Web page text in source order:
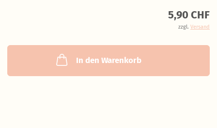
5,90 CHF
zzgl. Versand
In den Warenkorb